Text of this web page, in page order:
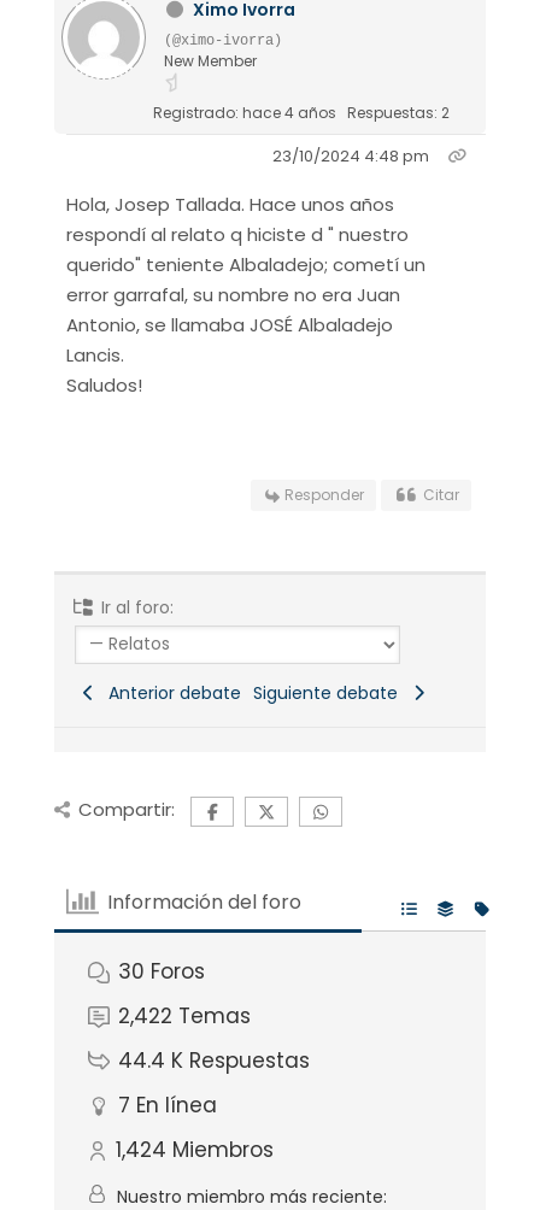
Ximo Ivorra
(@ximo-ivorra)
New Member
Registrado: hace 4 años Respuestas: 2
23/10/2024 4:48 pm
Hola, Josep Tallada. Hace unos años
respondí al relato q hiciste d " nuestro
querido" teniente Albaladejo; cometí un
error garrafal, su nombre no era Juan
Antonio, se llamaba JOSÉ Albaladejo
Lancis.
Saludos!
Responder Citar
Ir al foro:
Anterior debate Siguiente debate
Compartir:
Información del foro
30 Foros
2,422 Temas
44.4 K Respuestas
7 En línea
1,424 Miembros
Nuestro miembro más reciente: